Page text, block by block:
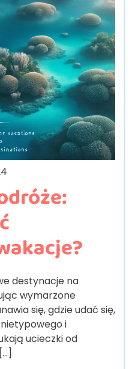
destynacje na
wymarzone
się, gdzie udać się,
i
ucieczki od